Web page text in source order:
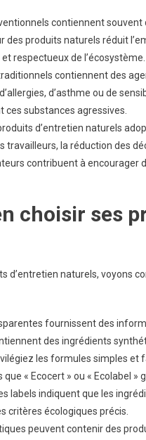
contiennent
des produits naturels réduit
respectueux de l’écosystème.
contiennent des
d’asthme ou de
substances agressives.
d’entretien naturels
la réduction des
contribuent à encourager
choisir ses
d’entretien naturels, voyons
fournissent des
des ingrédients
les formules simples et
que « Ecocert » ou « Ecolabel
labels indiquent que les
critères écologiques précis.
peuvent contenir des